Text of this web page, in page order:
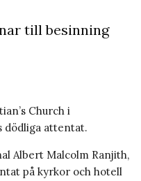
till besinning
Church i
dödliga attentat.
Albert Malcolm Ranjith,
på kyrkor och hotell